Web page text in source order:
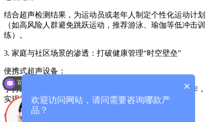
结合超声检测结果，为运动员或老年人制定个性化运动计划
（如高风险人群避免跳跃运动，推荐游泳、瑜伽等低冲击训
练）。
3. 家庭与社区场景的渗透：打破健康管理“时空壁垒”
便携式超声设备：
手持式超声仪（重量<1kg）可由社区医生或家庭成员操作，
实现居家骨强度监测，尤其适合行动不便的老年人。
智能健康平台联动：
×
欢迎访问网站，请问需要咨询哪款产
品？